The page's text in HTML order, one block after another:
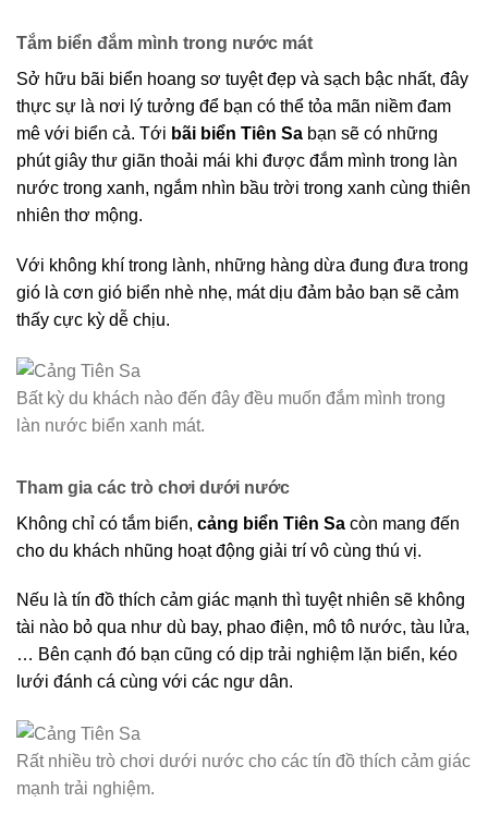
Tắm biển đắm mình trong nước mát
Sở hữu bãi biển hoang sơ tuyệt đẹp và sạch bậc nhất, đây
thực sự là nơi lý tưởng để bạn có thể tỏa mãn niềm đam
mê với biển cả. Tới bãi biển Tiên Sa bạn sẽ có những
phút giây thư giãn thoải mái khi được đắm mình trong làn
nước trong xanh, ngắm nhìn bầu trời trong xanh cùng thiên
nhiên thơ mộng.
Với không khí trong lành, những hàng dừa đung đưa trong
gió là cơn gió biển nhè nhẹ, mát dịu đảm bảo bạn sẽ cảm
thấy cực kỳ dễ chịu.
Bất kỳ du khách nào đến đây đều muốn đắm mình trong
làn nước biển xanh mát.
Tham gia các trò chơi dưới nước
Không chỉ có tắm biển, cảng biển Tiên Sa còn mang đến
cho du khách nhũng hoạt động giải trí vô cùng thú vị.
Nếu là tín đồ thích cảm giác mạnh thì tuyệt nhiên sẽ không
tài nào bỏ qua như dù bay, phao điện, mô tô nước, tàu lửa,
… Bên cạnh đó bạn cũng có dịp trải nghiệm lặn biển, kéo
lưới đánh cá cùng với các ngư dân.
Rất nhiều trò chơi dưới nước cho các tín đồ thích cảm giác
mạnh trải nghiệm.